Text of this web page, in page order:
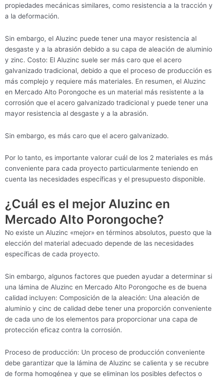
propiedades mecánicas similares, como resistencia a la tracción y
a la deformación.
Sin embargo, el Aluzinc puede tener una mayor resistencia al
desgaste y a la abrasión debido a su capa de aleación de aluminio
y zinc. Costo: El Aluzinc suele ser más caro que el acero
galvanizado tradicional, debido a que el proceso de producción es
más complejo y requiere más materiales. En resumen, el Aluzinc
en Mercado Alto Porongoche es un material más resistente a la
corrosión que el acero galvanizado tradicional y puede tener una
mayor resistencia al desgaste y a la abrasión.
Sin embargo, es más caro que el acero galvanizado.
Por lo tanto, es importante valorar cuál de los 2 materiales es más
conveniente para cada proyecto particularmente teniendo en
cuenta las necesidades específicas y el presupuesto disponible.
¿Cuál es el mejor Aluzinc en
Mercado Alto Porongoche?
No existe un Aluzinc «mejor» en términos absolutos, puesto que la
elección del material adecuado depende de las necesidades
específicas de cada proyecto.
Sin embargo, algunos factores que pueden ayudar a determinar si
una lámina de Aluzinc en Mercado Alto Porongoche es de buena
calidad incluyen: Composición de la aleación: Una aleación de
aluminio y cinc de calidad debe tener una proporción conveniente
de cada uno de los elementos para proporcionar una capa de
protección eficaz contra la corrosión.
Proceso de producción: Un proceso de producción conveniente
debe garantizar que la lámina de Aluzinc se calienta y se recubre
de forma homogénea y que se eliminan los posibles defectos o